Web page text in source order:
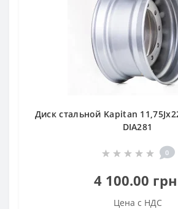
Диск стальной Kapitan
DIA281
0
4 100.00
Цена с НДС